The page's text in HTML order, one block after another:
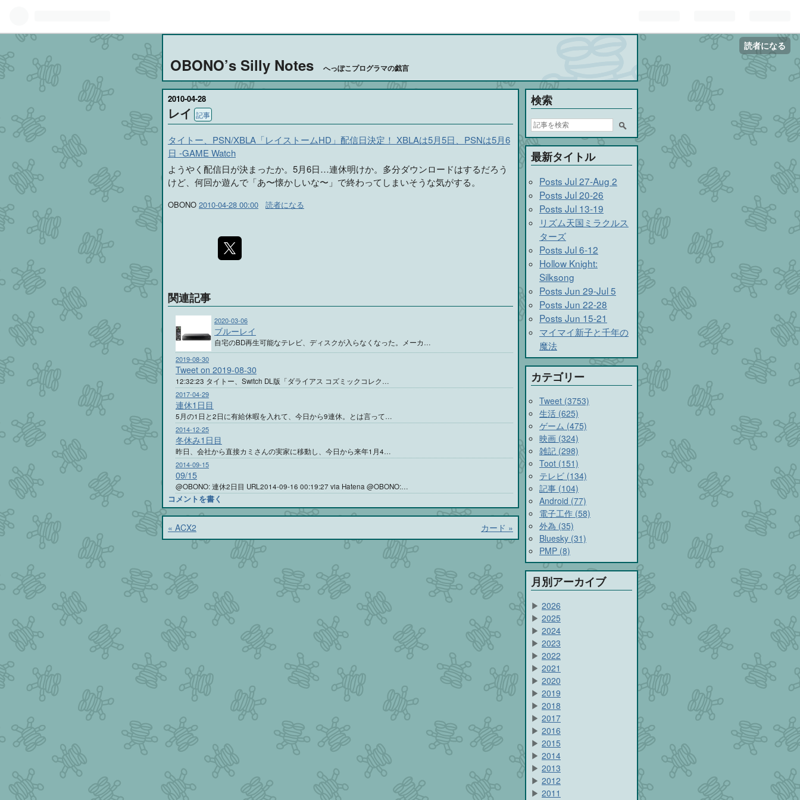
読者になる
OBONO’s Silly Notes へっぽこプログラマの戯言
2010-04-28
レイ 記事
タイトー、PSN/XBLA「レイストームHD」配信日決定！ XBLAは5月5日、PSNは5月6
日 -GAME Watch
ようやく配信日が決まったか。5月6日…連休明けか。多分ダウンロードはするだろう
けど、何回か遊んで「あ〜懐かしいな〜」で終わってしまいそうな気がする。
OBONO 2010-04-28 00:00 読者になる
関連記事
2020-03-06
ブルーレイ
自宅のBD再生可能なテレビ、ディスクが入らなくなった。メーカ…
2019-08-30
Tweet on 2019-08-30
12:32:23 タイトー、Switch DL版「ダライアス コズミックコレク…
2017-04-29
連休1日目
5月の1日と2日に有給休暇を入れて、今日から9連休。とは言って…
2014-12-25
冬休み1日目
昨日、会社から直接カミさんの実家に移動し、今日から来年1月4…
2014-09-15
09/15
@OBONO: 連休2日目 URL2014-09-16 00:19:27 via Hatena @OBONO:…
コメントを書く
« ACX2 カード »
検索
最新タイトル
Posts Jul 27-Aug 2
Posts Jul 20-26
Posts Jul 13-19
リズム天国ミラクルス
ターズ
Posts Jul 6-12
Hollow Knight:
Silksong
Posts Jun 29-Jul 5
Posts Jun 22-28
Posts Jun 15-21
マイマイ新子と千年の
魔法
カテゴリー
Tweet (3753)
生活 (625)
ゲーム (475)
映画 (324)
雑記 (298)
Toot (151)
テレビ (134)
記事 (104)
Android (77)
電子工作 (58)
外為 (35)
Bluesky (31)
PMP (8)
月別アーカイブ
▶ 2026
▶ 2025
▶ 2024
▶ 2023
▶ 2022
▶ 2021
▶ 2020
▶ 2019
▶ 2018
▶ 2017
▶ 2016
▶ 2015
▶ 2014
▶ 2013
▶ 2012
▶ 2011